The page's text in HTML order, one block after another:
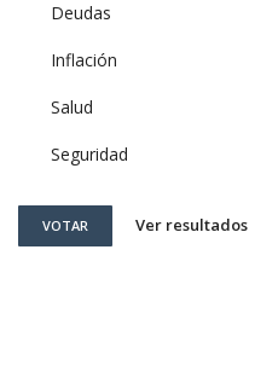
Deudas
Inflación
Salud
Seguridad
VOTAR Ver resultados